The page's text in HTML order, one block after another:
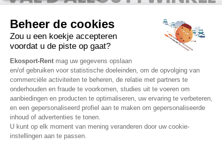
VAL D'ALLOS LA FOUX